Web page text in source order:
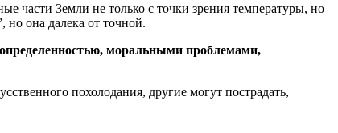
части Земли не только с точки зрения температуры, но
но она далека от точной.
моральными проблемами,
похолодания, другие могут пострадать,